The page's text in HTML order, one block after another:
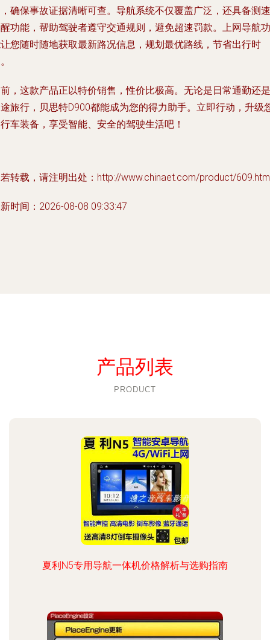
确保事故证据清晰可查。导航系统不仅覆盖广泛，还具备测速
功能，帮助驾驶者遵守交通规则，避免超速罚款。上网导航功
您随时随地获取最新路况信息，规划最优路线，节省出行时
，这款产品正以特价销售，性价比极高。无论是日常通勤还是
旅行，贝思特D900都能成为您的得力助手。立即行动，升级
车装备，享受智能、安全的驾驶生活吧！
转载，请注明出处：http://www.chinaet.com/product/
时间：2026-08-08 09:33:47
产品列表
PRODUCT
夏利N5专用导航一体机价格解析与选购指南